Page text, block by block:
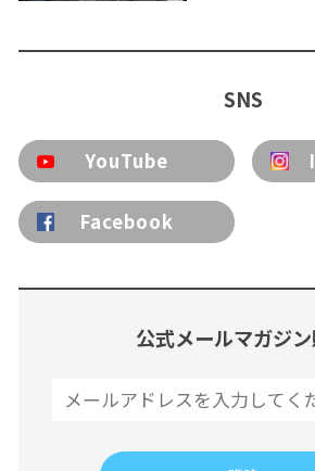
SNS
YouTube
Facebook
公式メールマガジ